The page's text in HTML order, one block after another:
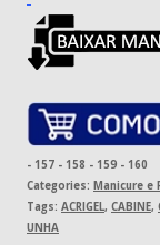
- 157 - 158 - 159 - 160
Categories: Manicure e
Tags: ACRIGEL, CABINE,
UNHA